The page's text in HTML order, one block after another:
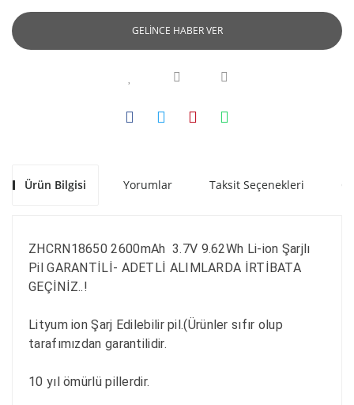
GELİNCE HABER VER
Ürün Bilgisi Yorumlar Taksit Seçenekleri
ZHCRN18650 2600mAh  3.7V 9.62Wh Li-ion Şarjlı
Pil GARANTİLİ- ADETLİ ALIMLARDA İRTİBATA
GEÇİNİZ..!
Lityum ion Şarj Edilebilir pil.(Ürünler sıfır olup
tarafımızdan garantilidir.
10 yıl ömürlü pillerdir.